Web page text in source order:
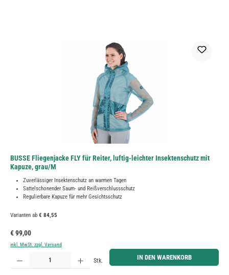
BUSSE Fliegenjacke FLY für Reiter, luftig-leichter Insektenschutz mit
Kapuze, grau/M
Zuverlässiger Insektenschutz an warmen Tagen
Sattelschonender Saum- und Reißverschlussschutz
Regulierbare Kapuze für mehr Gesichtsschutz
Varianten ab € 84,55
Regulärer Preis:
€ 99,00
inkl. MwSt. zzgl. Versand
Produkt Anzahl: Gib den gewünschten Wert ein oder benutze die Schaltflächen um die Anzahl zu
Stk. IN DEN WARENKORB